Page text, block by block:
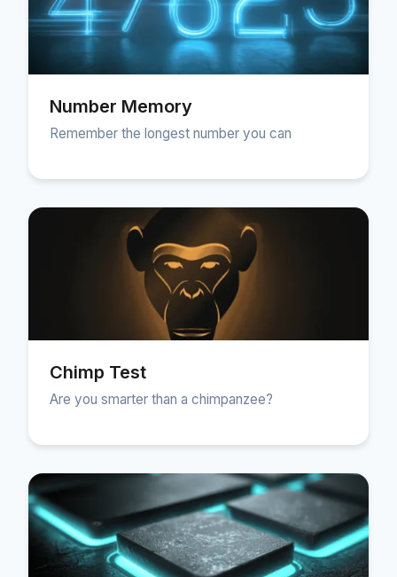
Number Memory
Remember the longest number you can
Chimp Test
Are you smarter than a chimpanzee?